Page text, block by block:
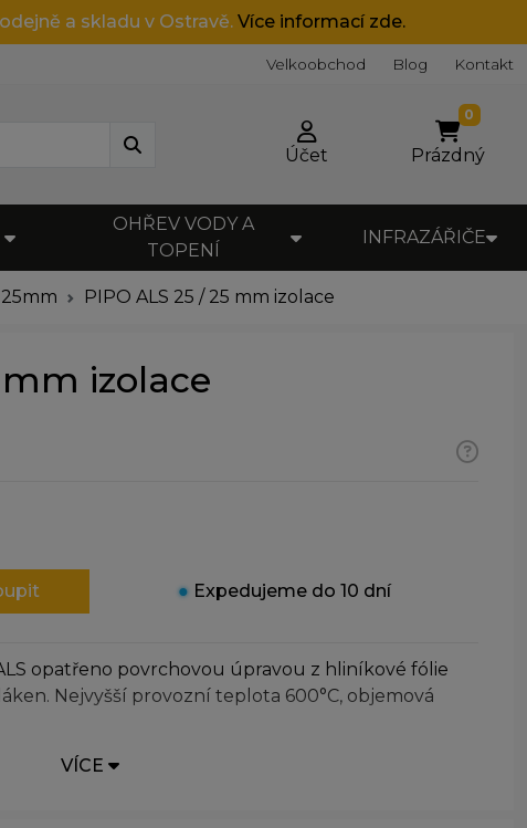
a skladu v Ostravě. Více informací zde.
Velkoobchod Blog Kontakt
Účet
0
Prázdný
OHŘEV VODY A
TOPENÍ
INFRAZÁŘIČE
PIPO ALS 25 / 25 mm izolace
mm izolace
●Expedujeme do 10 dní
opatřeno povrchovou úpravou z hliníkové fólie
Nejvyšší provozní teplota 600°C, objemová
VÍCE